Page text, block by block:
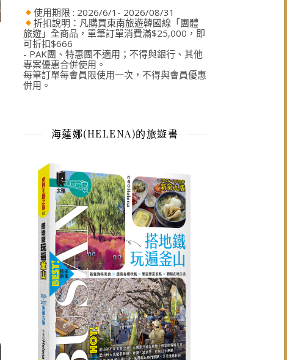
使用期限 : 2026/6/1- 2026/08/31
折扣說明：凡購買東南旅遊韓國線「團體
旅遊」全商品，單筆訂單消費滿$25,000，即
可折扣$666
- PAK團、特惠團不適用；不得與銀行、其他
專案優惠合併使用。
每筆訂單每會員限使用一次，不得與會員優惠
併用。
海蓮娜(HELENA)的旅遊書